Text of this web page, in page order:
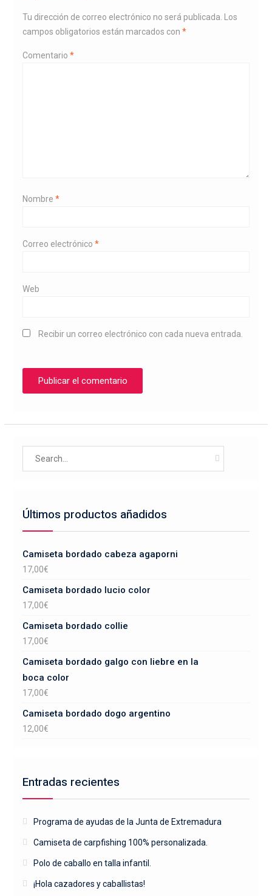
Tu dirección de correo electrónico no será publicada.
Los
campos obligatorios están marcados con *
Comentario *
Nombre *
Correo electrónico *
Web
Recibir un correo electrónico con cada nueva entrada.
Últimos productos añadidos
Camiseta bordado cabeza agaporni
17,00€
Camiseta bordado lucio color
17,00€
Camiseta bordado collie
17,00€
Camiseta bordado galgo con liebre en la
boca color
17,00€
Camiseta bordado dogo argentino
12,00€
Entradas recientes
Programa de ayudas de la Junta de Extremadura
Camiseta de carpfishing 100% personalizada.
Polo de caballo en talla infantil.
¡Hola cazadores y caballistas!